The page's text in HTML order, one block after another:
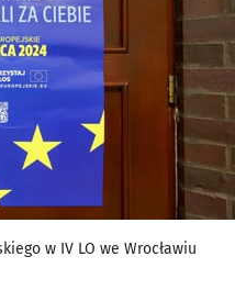
w IV LO we Wrocławiu